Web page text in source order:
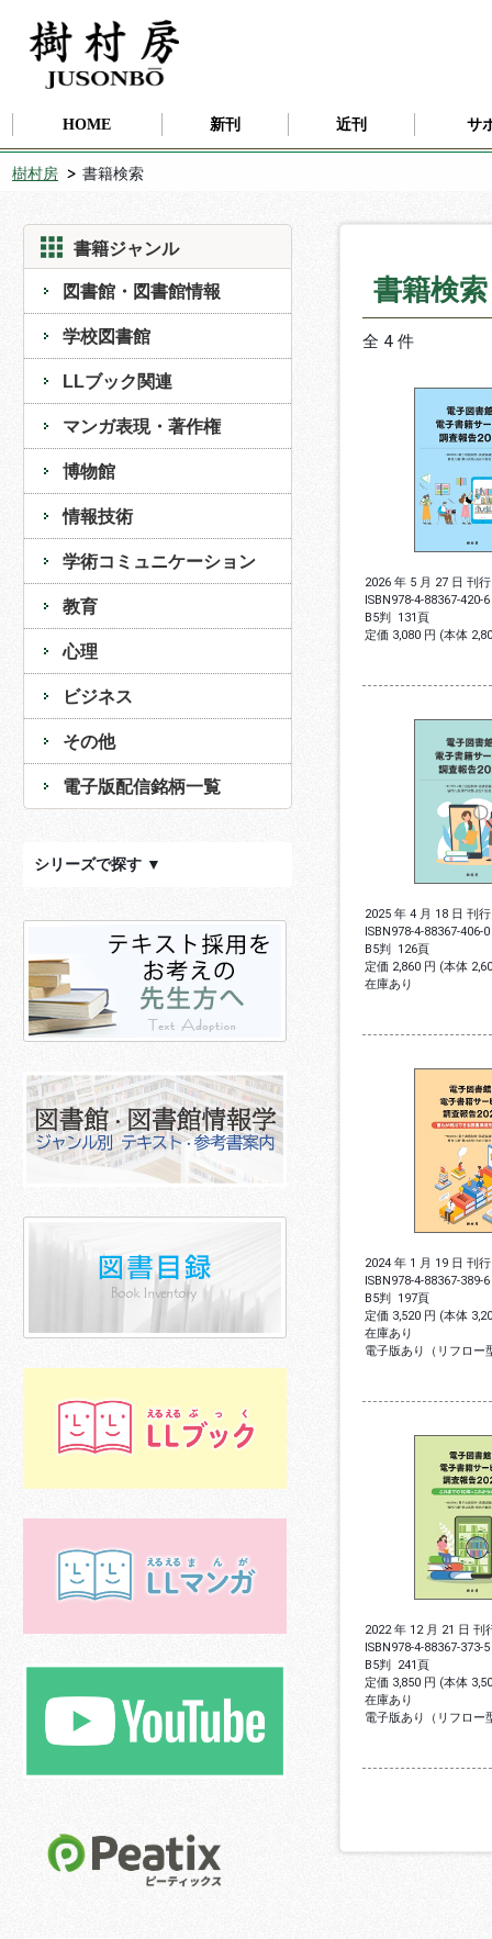
HOME 新刊 近刊 サ
樹村房 書籍検索
書籍ジャンル
図書館・図書館情報
学校図書館
LLブック関連
マンガ表現・著作権
博物館
情報技術
学術コミュニケーション
教育
心理
ビジネス
その他
電子版配信銘柄一覧
シリーズで探す ▼
書籍検
全 4 件
2026 年 5 月 27 日 刊行
ISBN978-4-88367-420-6
B5判 131頁
定価 3,080 円 (本体
2025 年 4 月 18 日 刊行
ISBN978-4-88367-406-0
B5判 126頁
定価 2,860 円 (本体
在庫あり
2024 年 1 月 19 日 刊行
ISBN978-4-88367-389-6
B5判 197頁
定価 3,520 円 (本体
在庫あり
電子版あり（リフロー
2022 年 12 月 21 日 刊
ISBN978-4-88367-373-5
B5判 241頁
定価 3,850 円 (本体
在庫あり
電子版あり（リフロー